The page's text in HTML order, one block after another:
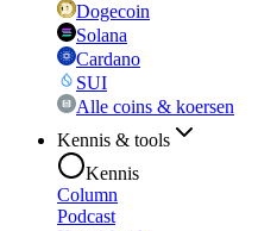
Dogecoin
Solana
Cardano
SUI
Alle coins & koersen
Kennis & tools
Kennis
Column
Podcast